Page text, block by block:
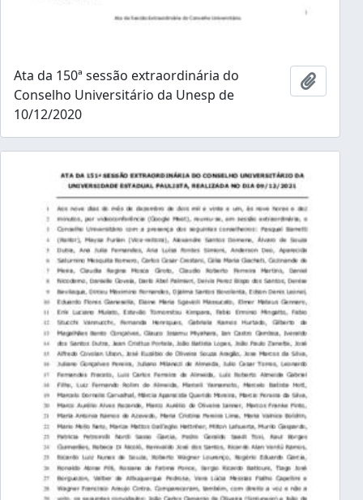
Ata da 150ª sessão extraordinária do
Conselho Universitário da Unesp de
10/12/2020